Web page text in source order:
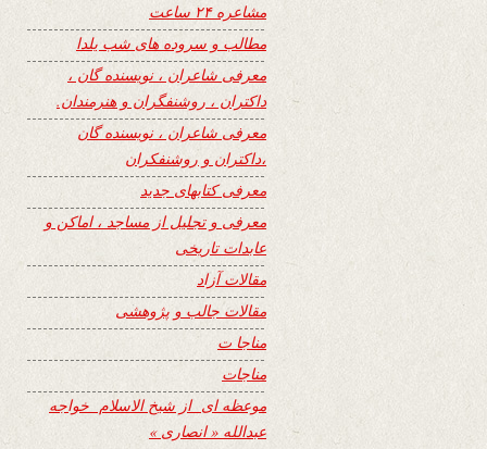
مشاعره ۲۴ ساعت
مطالب و سروده های شب یلدا
معرفی شاعران ، نویسنده گان ،
داکتران ، روشنفگران و هنرمندان.
معرفی شاعران ، نویسنده گان
،داکتران و روشنفکران
معرفی کتابهای جدید
معرفی و تجلیل از مساجد ، اماکن و
عابدات تاریخی
مقالات آزاد
مقالات جالب و پژوهشی
مناجا ت
مناجات
موعظه ای از شیخ الاسلام خواجه
عبدالله « انصاری »